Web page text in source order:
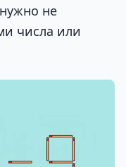
не
числа или